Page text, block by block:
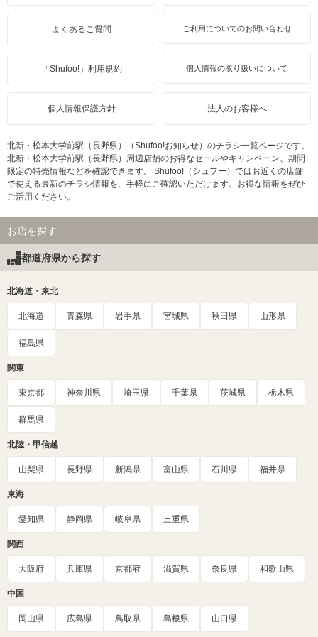
よくあるご質問 ご利用についてのお問い合わせ
「Shufoo!」利用規約 個人情報の取り扱いについて
個人情報保護方針 法人のお客様へ
北新・松本大学前駅（長野県）（Shufoo!お知らせ）のチラシ一覧ページです。
北新・松本大学前駅（長野県）周辺店舗のお得なセールやキャンペーン、期間
限定の特売情報などを確認できます。 Shufoo!（シュフー）ではお近くの店舗
で使える最新のチラシ情報を、手軽にご確認いただけます。お得な情報をぜひ
ご活用ください。
お店を探す
都道府県から探す
北海道・東北
北海道 青森県 岩手県 宮城県 秋田県 山形県
福島県
関東
東京都 神奈川県 埼玉県 千葉県 茨城県 栃木県
群馬県
北陸・甲信越
山梨県 長野県 新潟県 富山県 石川県 福井県
東海
愛知県 静岡県 岐阜県 三重県
関西
大阪府 兵庫県 京都府 滋賀県 奈良県 和歌山県
中国
岡山県 広島県 鳥取県 島根県 山口県